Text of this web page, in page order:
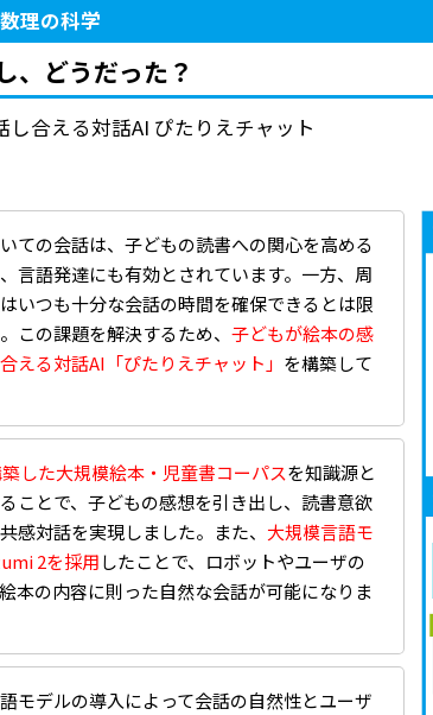
理の科学
、どうだった？
し合える対話AI ぴたりえチャット
ての会話は、子どもの読書への関心を高める
言語発達にも有効とされています。一方、周
いつも十分な会話の時間を確保できるとは限
この課題を解決するため、 子どもが絵本の感
える対話AI「ぴたりえチャット」 を構築して
した大規模絵本・児童書コーパスを知識源と
ことで、子どもの感想を引き出し、読書意欲
感対話を実現しました。また、 大規模言語モ
2を採用したことで、ロボットやユーザの
本の内容に則った自然な会話が可能になりま
モデルの導入によって会話の自然性とユーザ